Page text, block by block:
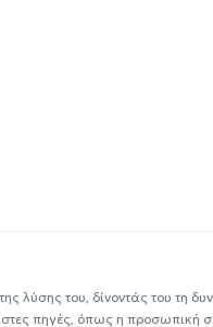
λύσης του, δίνοντάς του τη
πηγές, όπως η προσωπική